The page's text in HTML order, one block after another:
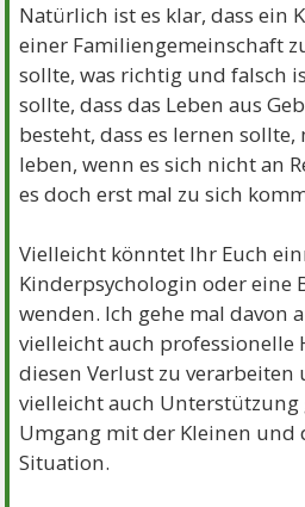
Natürlich ist es klar, dass ein
einer Familiengemeinschaft
sollte, was richtig und falsch
sollte, dass das Leben aus
besteht, dass es lernen
leben, wenn es sich nicht an
es doch erst mal zu sich
Vielleicht könntet Ihr Euch
Kinderpsychologin oder eine
wenden. Ich gehe mal davon
vielleicht auch professionelle
diesen Verlust zu
vielleicht auch
Umgang mit der Kleinen und
Situation.